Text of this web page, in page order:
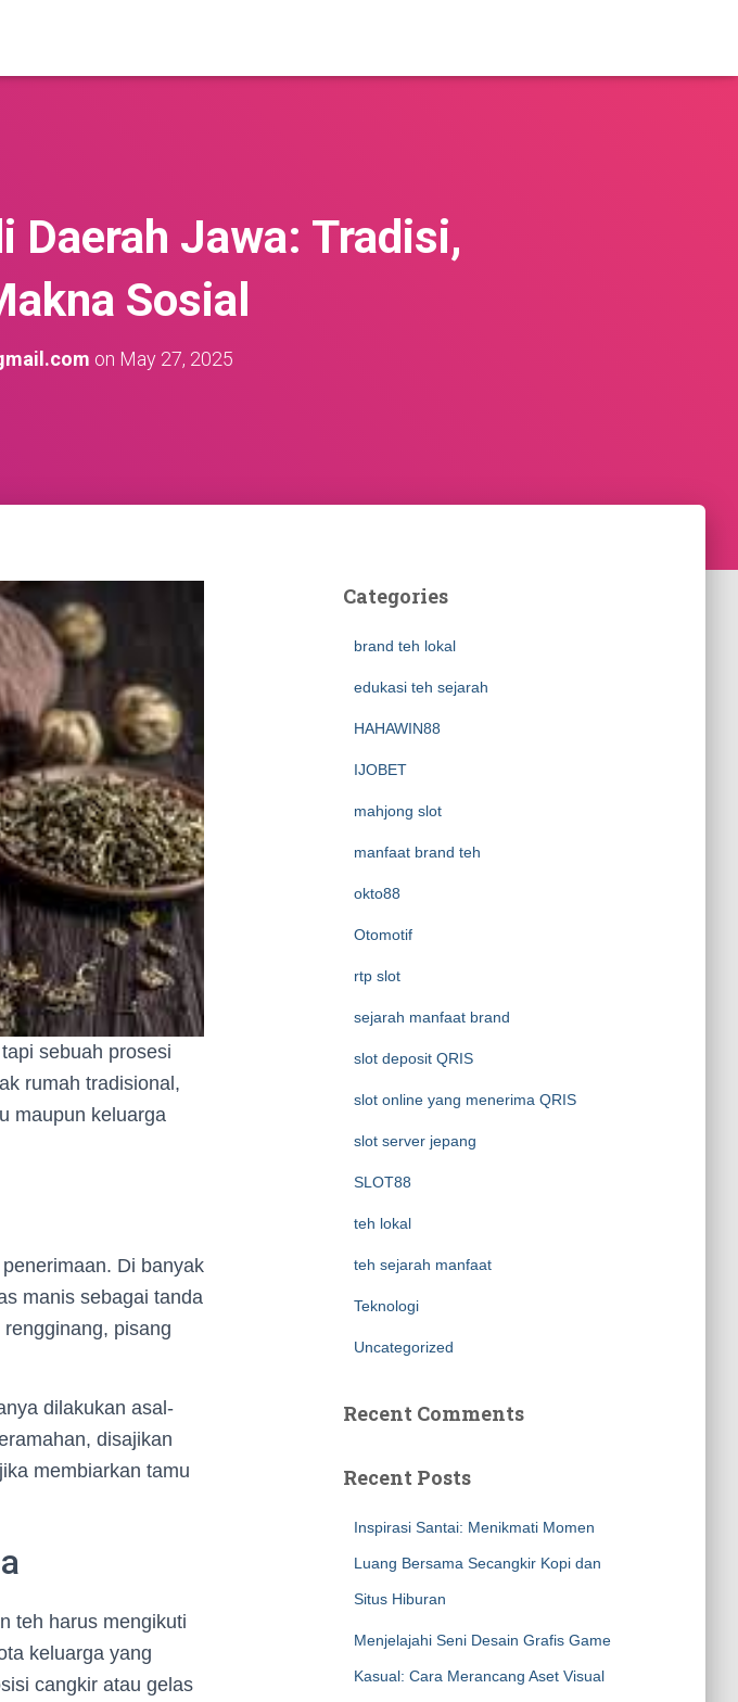
Daerah Jawa: Tradisi,
Sosial
on May 27, 2025
sebuah prosesi
rumah tradisional,
maupun keluarga
Di banyak
manis sebagai tanda
pisang
dilakukan asal-
disajikan
membiarkan tamu
teh harus mengikuti
keluarga yang
cangkir atau gelas
Categories
brand teh lokal
edukasi teh sejarah
HAHAWIN88
IJOBET
mahjong slot
manfaat brand teh
okto88
Otomotif
rtp slot
sejarah manfaat brand
slot deposit QRIS
slot online yang menerima QRIS
slot server jepang
SLOT88
teh lokal
teh sejarah manfaat
Teknologi
Uncategorized
Recent Comments
Recent Posts
Inspirasi Santai: Menikmati Momen
Luang Bersama Secangkir Kopi dan
Situs Hiburan
Menjelajahi Seni Desain Grafis Game
Kasual: Cara Merancang Aset Visual